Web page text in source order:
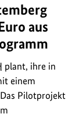
aus
plant, ihre in
einem
Pilotprojekt